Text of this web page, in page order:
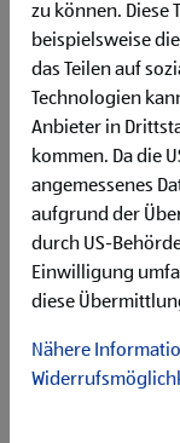
Vorteil
unseren
Flexibilität für
Samstag)
Begeisterung
Freude an der
Miteinander
Bereitschaft zu
freundlich im
zuverlässige
zu können. Diese
beispielsweise
das Teilen auf
Technologien
Anbieter in
kommen. Da die
angemessenes
aufgrund der
durch US-
Einwilligung
diese
Nähere